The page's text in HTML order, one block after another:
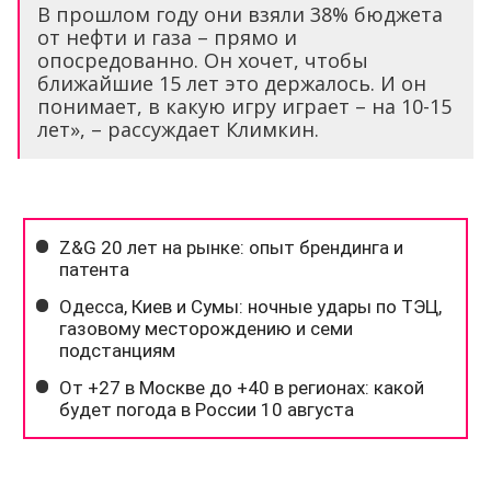
В прошлом году они взяли 38% бюджета
от нефти и газа – прямо и
опосредованно. Он хочет, чтобы
ближайшие 15 лет это держалось. И он
понимает, в какую игру играет – на 10-15
лет», – рассуждает Климкин.